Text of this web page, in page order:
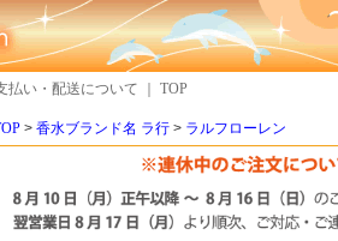
払い・配送について TOP
香水ブランド名 ラ行 ラルフローレン